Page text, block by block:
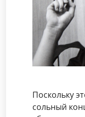
Поскольку
сольный